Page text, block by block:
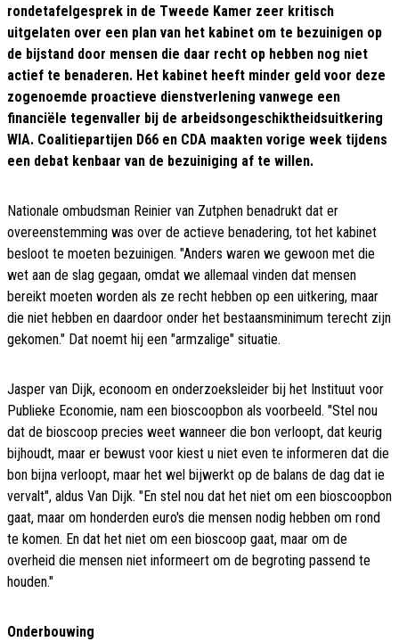
rondetafelgesprek in de Tweede Kamer zeer kritisch
uitgelaten over een plan van het kabinet om te bezuinigen op
de bijstand door mensen die daar recht op hebben nog niet
actief te benaderen. Het kabinet heeft minder geld voor deze
zogenoemde proactieve dienstverlening vanwege een
financiële tegenvaller bij de arbeidsongeschiktheidsuitkering
WIA. Coalitiepartijen D66 en CDA maakten vorige week tijdens
een debat kenbaar van de bezuiniging af te willen.
Nationale ombudsman Reinier van Zutphen benadrukt dat er
overeenstemming was over de actieve benadering, tot het kabinet
besloot te moeten bezuinigen. "Anders waren we gewoon met die
wet aan de slag gegaan, omdat we allemaal vinden dat mensen
bereikt moeten worden als ze recht hebben op een uitkering, maar
die niet hebben en daardoor onder het bestaansminimum terecht zijn
gekomen." Dat noemt hij een "armzalige" situatie.
Jasper van Dijk, econoom en onderzoeksleider bij het Instituut voor
Publieke Economie, nam een bioscoopbon als voorbeeld. "Stel nou
dat de bioscoop precies weet wanneer die bon verloopt, dat keurig
bijhoudt, maar er bewust voor kiest u niet even te informeren dat die
bon bijna verloopt, maar het wel bijwerkt op de balans de dag dat ie
vervalt", aldus Van Dijk. "En stel nou dat het niet om een bioscoopbon
gaat, maar om honderden euro's die mensen nodig hebben om rond
te komen. En dat het niet om een bioscoop gaat, maar om de
overheid die mensen niet informeert om de begroting passend te
houden."
Onderbouwing